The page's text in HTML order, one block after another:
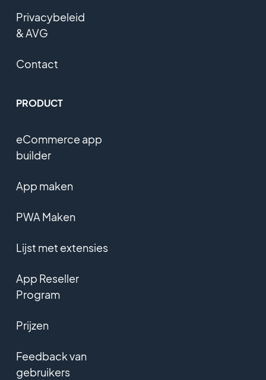
Privacybeleid
& AVG
Contact
PRODUCT
eCommerce app
builder
App maken
PWA Maken
Lijst met extensies
App Reseller
Program
Prijzen
Feedback van
gebruikers